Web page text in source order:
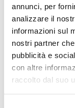
annunci, per
analizzare il
informazioni sul
nostri partner
pubblicità e
con altre
raccolto dal suo